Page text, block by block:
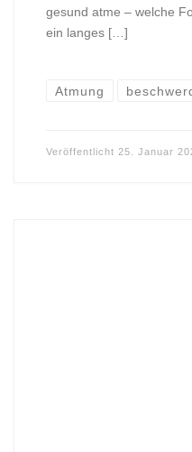
gesund atme – welche
ein langes […]
Atmung
Veröffentlicht 25. Januar